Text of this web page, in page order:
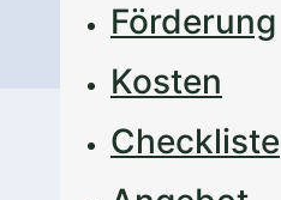
Förderung
Kosten
Checkliste